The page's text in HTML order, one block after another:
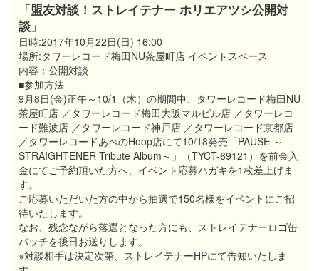
「盟友対談！ストレイテナー ホリエアツシ公開対
談」
日時:2017年10月22日(日) 16:00
場所:タワーレコード梅田NU茶屋町店 イベントスペース
内容：公開対談
■参加方法
9月8日(金)正午～10/1（木）の期間中、タワーレコード梅田NU
茶屋町店 ／タワーレコード梅田大阪マルビル店 ／タワーレコ
ード難波店 ／タワーレコード神戸店 ／タワーレコード京都店
／タワーレコードあべのHoop店にて10/18発売「PAUSE ～
STRAIGHTENER Tribute Album～」（TYCT-69121）を前金入
金にてご予約頂いた方へ、イベント応募ハガキを1枚差上げま
す。
ご応募いただいた方の中から抽選で150名様をイベントにご招
待いたします。
なお、残念ながら落選となった方にも、ストレイテナーロゴ缶
バッチを後日お送りします。
※対談相手は決定次第、ストレイテナーHPにて告知いたしま